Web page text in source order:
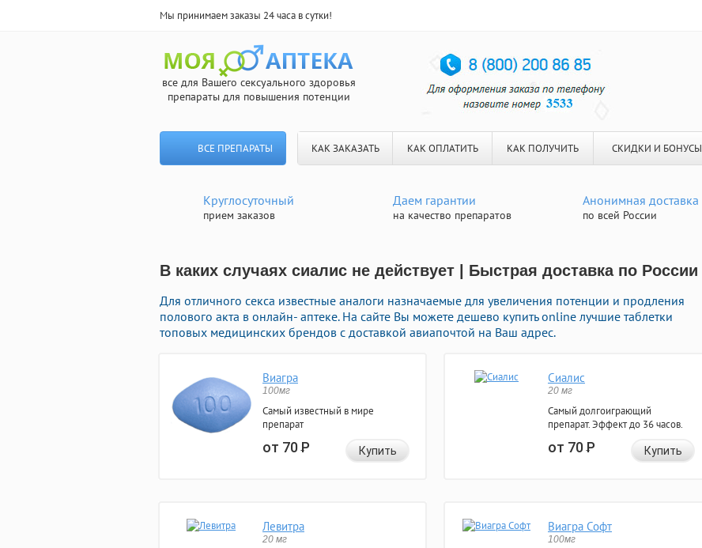
Мы принимаем заказы 24 часа в сутки!
все для Вашего сексуального здоровья
препараты для повышения потенции
ВСЕ ПРЕПАРАТЫ КАК ЗАКАЗАТЬ КАК ОПЛАТИТЬ КАК ПОЛУЧИТЬ СКИДКИ И БОНУСЫ
Круглосуточный
прием заказов
Даем гарантии
на качество препаратов
Анонимная доставка
по всей России
В каких случаях сиалис не действует | Быстрая доставка по России
Для отличного секса известные аналоги назначаемые для увеличения потенции и продления
полового акта в онлайн- аптеке. На сайте Вы можете дешево купить online лучшие таблетки
топовых медицинских брендов с доставкой авиапочтой на Ваш адрес.
Виагра
100мг
Самый известный в мире
препарат
от 70Р Купить
Сиалис
20 мг
Самый долгоиграющий
препарат. Эффект до 36 часов.
от 70Р Купить
Левитра
20 мг
Виагра Софт
100мг